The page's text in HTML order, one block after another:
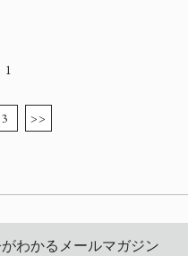
1
3 >>
がわかるメールマガジン